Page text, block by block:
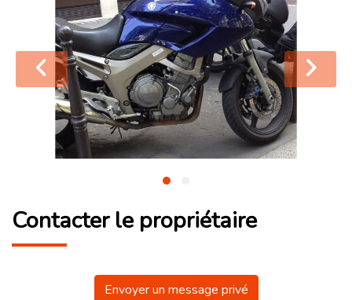
Contacter le propriétaire
Envoyer un message privé